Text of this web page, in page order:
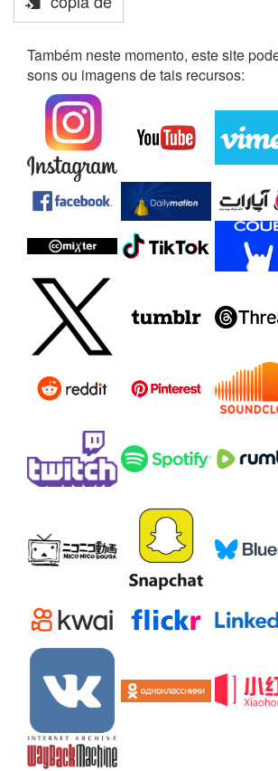
Também neste momento, este site
sons ou imagens de tais recursos: